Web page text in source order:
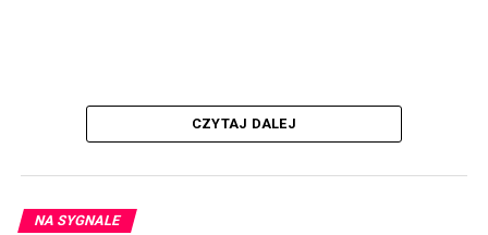
CZYTAJ DALEJ
NA SYGNALE